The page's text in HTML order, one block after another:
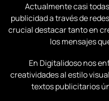
Actualmente casi
publicidad a través de
crucial destacar tanto en
los mensajes
En Digitalidoso nos
creatividades al estilo
textos publicitarios